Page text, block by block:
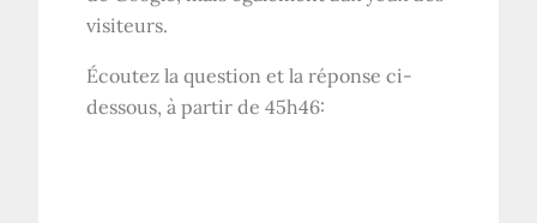
visiteurs.
Écoutez la question et la réponse ci-
dessous, à partir de 45h46: